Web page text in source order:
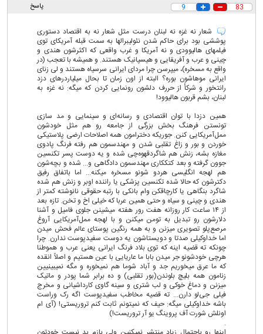
پاسخ
83
9
شعار نه غزه نه لبنان درست مثل شعار نه به اقتصاد دستوری
پوششی بود برای حاکم شدن نئولیبرالها به سمت قبله آمریکای توی
فیلمهای هالیوودی و نه آمریکا و غرب واقعی که اکثرشون هندی و
چینی و عرب و آفریقایی و هیسپانیک هستند. و همیشه با تعجب (در
واقع به مسخره)، میپرسن چرا مردای ایرانی سرسیاه هستند و لی زنای
ایرانی موهاشون بوره؟ البته از اون زمان تا بحال میلیاردرهای دزد
رانتخور و شرکأ از حررف دلشون رونمایی کردن که میگه: نه غزه به
لبنان، بشم قربون هالیوود!
همین دزدا با توان اقتصادی و رسانه‌ای و سینمایی و مد سازی
تونستن فرهنگ بخش بزرگی از جامعه رو هم مثل خودشون
ممل‌آمریکایی کنن. جوریکه دخترامون همه اصلاحات ارضی پلاستیکی
خوردن و بور و زاغ تقلبی شدن و مهندسمون هم رفته فرنگ پادوی
مغازه بشه، زنش هم شاگردقهوه‌چی شده و یه دوست پسر تکنسین
جوون گرفته و بعد کتککاری مهندسمون دادگاهی و... شده و بچه‌شون
هم لهجه انگلیسی‌ هردو شونو مسخره میکنه... اما باتفاق رفیق
دکترشون که حالا شده تکنسین پزشکی یا راننده اوبر و زنش هم شده
شاگرد بنگاهی یا کارچاقکن وام بانکی با رتبه حقوقی نانوشته کمتر از
هندی و چینی و سیاه و حتی همین عربا که خیلی اخ و تخن. تازه بعد
از ۱۴ ساعت کار روزانه هفت رور هفته میشینن جلوی فامیل و آشنا
دلارشون رو تبدیل به تومن میکنن و با لهجه ممل‌آمریکایی آروغ
مرصع‌پلو تصویری میزنن و به همه رنگین پوستای عالم فحش میدن
اما خداوکیلی صدتا و دویستاشون یه دوست سفیدپوست ندارن. چرا
چونکه ته قضیه اینه که توی بلاد فرنگ ایرانی یعنی عرب و هموطنا
هرچی خودشونو جر میدن بابا ما عاریایی با عین هستیم و اصلاً انقده
که ما عرق میخوریم جد و آباد شوما هم نمیخوره و مگه نمیبینیین
زنامون همه بلیچ بلوندن(بور تقلبی) و ده برابر شما پودر و ماتیک
میزنن و دماغ خوکی و لب شتری و سینه گاوی کارداشیانی و مخرج
فیلی جی‌لو دارن... ته قضیه مخاطب سفیدپوست اگه رک وراست
باشه خداوکیلی میگه: حیف که نمیتونم ثابت کنم تروریستی! (آی ام
اونلش شورت آف پروینگ یو آر تروریست!)
.